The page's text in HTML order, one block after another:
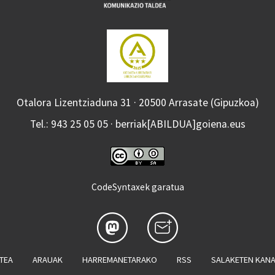
Otalora Lizentziaduna 31 · 20500 Arrasate (Gipuzkoa)
Tel.: 943 25 05 05 · berriak[ABILDUA]goiena.eus
CodeSyntaxek garatua
ARAUAK HARREMANETARAKO RSS SALAKETEN